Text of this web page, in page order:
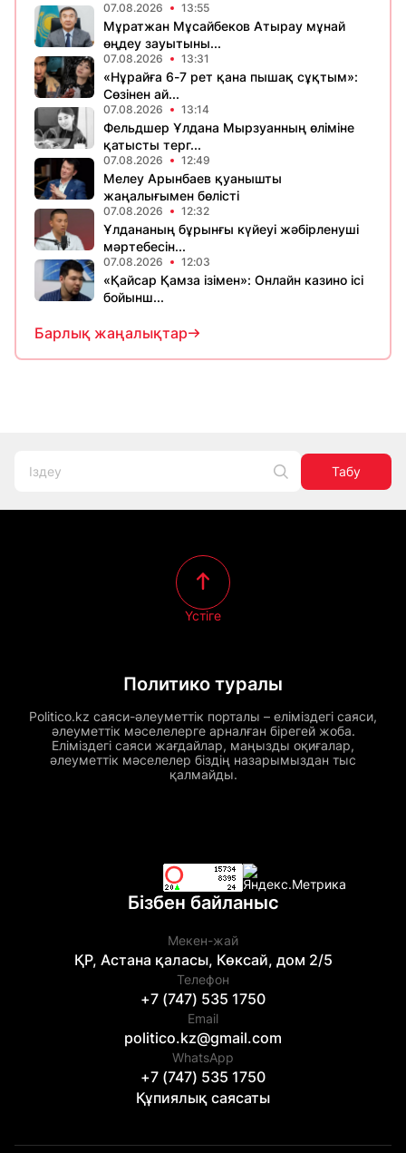
07.08.2026 13:55
Мұратжан Мұсайбеков Атырау мұнай
өңдеу зауытыны...
07.08.2026 13:31
«Нұрайға 6-7 рет қана пышақ сұқтым»:
Сөзінен ай...
07.08.2026 13:14
Фельдшер Ұлдана Мырзуанның өліміне
қатысты терг...
07.08.2026 12:49
Мелеу Арынбаев қуанышты
жаңалығымен бөлісті
07.08.2026 12:32
Ұлдананың бұрынғы күйеуі жәбірленуші
мәртебесін...
07.08.2026 12:03
«Қайсар Қамза ізімен»: Онлайн казино ісі
бойынш...
Барлық жаңалықтар
Табу
Политико туралы
Politico.kz саяси-әлеуметтік порталы – еліміздегі саяси,
әлеуметтік мәселелерге арналған бірегей жоба.
Еліміздегі саяси жағдайлар, маңызды оқиғалар,
әлеуметтік мәселелер біздің назарымыздан тыс
қалмайды.
Үстіге
Бізбен байланыс
Мекен-жай
ҚР, Астана қаласы, Көксай, дом 2/5
Телефон
+7 (747) 535 1750
Email
politico.kz@gmail.com
WhatsApp
+7 (747) 535 1750
Құпиялық саясаты